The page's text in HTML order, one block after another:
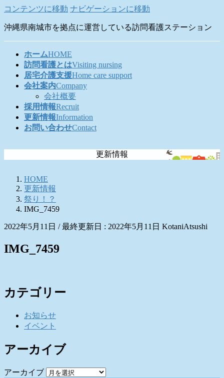
コンテンツに移動 ナビゲーションに移動
沖縄県南城市を拠点に運営している訪問看護ステーション
ホームHOME
訪問看護とはVisiting nursing
居宅介護支援Home care support
会社案内Company
会社概要
採用情報Recruit
更新情報Information
お問い合わせContact
更新情報
HOME
更新情報
祭り！？
IMG_7459
2022年5月11日 / 最終更新日 : 2022年5月11日 KotaniAtsushi
IMG_7459
カテゴリー
お知らせ
イベント
アーカイブ
アーカイブ